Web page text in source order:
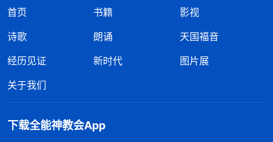
首页 书籍
影视
诗歌
朗诵
天国福音
经历见证
新时代
图片展
关于我们
下载全能神教会App